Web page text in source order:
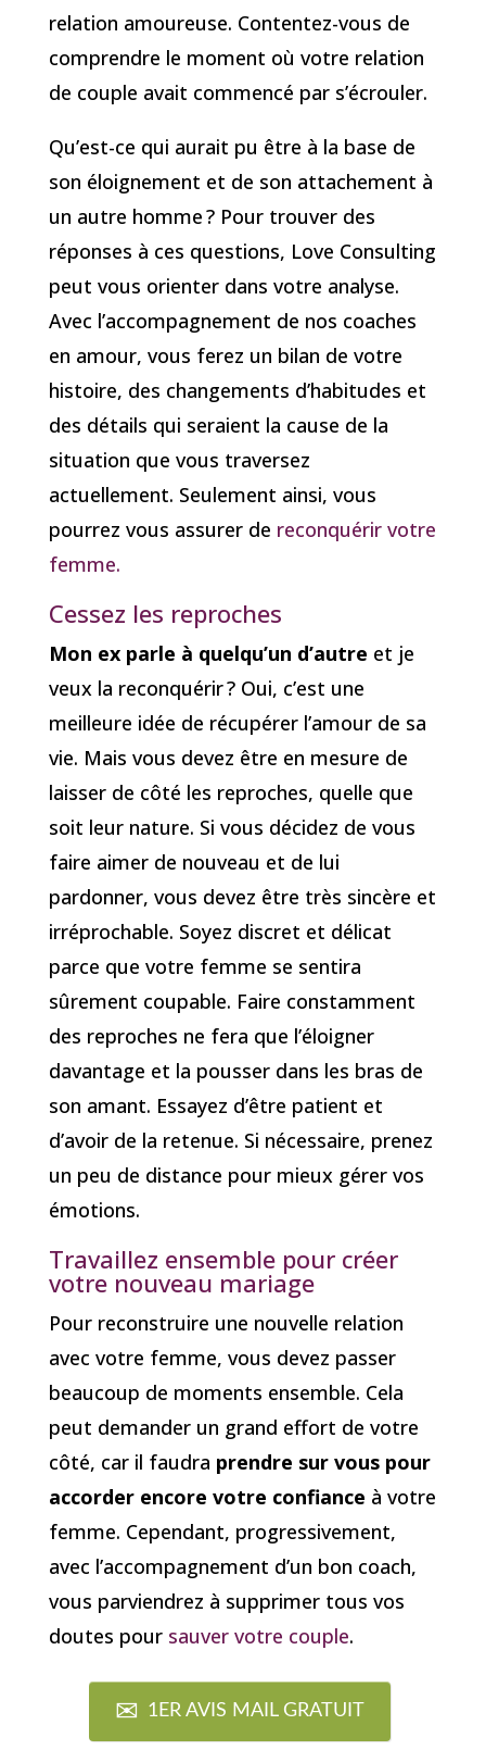
relation amoureuse. Contentez-vous de
comprendre le moment où votre relation
de couple avait commencé par s’écrouler.
Qu’est-ce qui aurait pu être à la base de
son éloignement et de son attachement à
un autre homme ? Pour trouver des
réponses à ces questions, Love Consulting
peut vous orienter dans votre analyse.
Avec l’accompagnement de nos coaches
en amour, vous ferez un bilan de votre
histoire, des changements d’habitudes et
des détails qui seraient la cause de la
situation que vous traversez
actuellement. Seulement ainsi, vous
pourrez vous assurer de reconquérir votre
femme.
Cessez les reproches
Mon ex parle à quelqu’un d’autre et je
veux la reconquérir ? Oui, c’est une
meilleure idée de récupérer l’amour de sa
vie. Mais vous devez être en mesure de
laisser de côté les reproches, quelle que
soit leur nature. Si vous décidez de vous
faire aimer de nouveau et de lui
pardonner, vous devez être très sincère et
irréprochable. Soyez discret et délicat
parce que votre femme se sentira
sûrement coupable. Faire constamment
des reproches ne fera que l’éloigner
davantage et la pousser dans les bras de
son amant. Essayez d’être patient et
d’avoir de la retenue. Si nécessaire, prenez
un peu de distance pour mieux gérer vos
émotions.
Travaillez ensemble pour créer
votre nouveau mariage
Pour reconstruire une nouvelle relation
avec votre femme, vous devez passer
beaucoup de moments ensemble. Cela
peut demander un grand effort de votre
côté, car il faudra prendre sur vous pour
accorder encore votre confiance à votre
femme. Cependant, progressivement,
avec l’accompagnement d’un bon coach,
vous parviendrez à supprimer tous vos
doutes pour sauver votre couple.
1ER AVIS MAIL GRATUIT